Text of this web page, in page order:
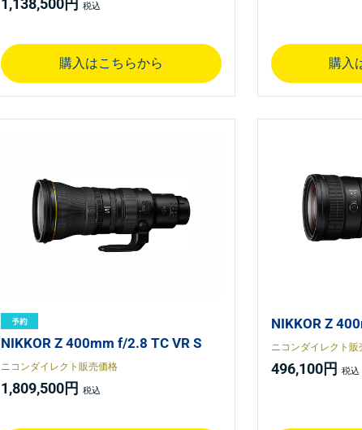
1,138,500円
購入はこちらから 購入
NIKKOR Z 400mm f/2.8 TC VR S
ニコンダイレクト販売価格
1,809,500円
NIKKOR Z
ニコンダイレクト販
496,100円